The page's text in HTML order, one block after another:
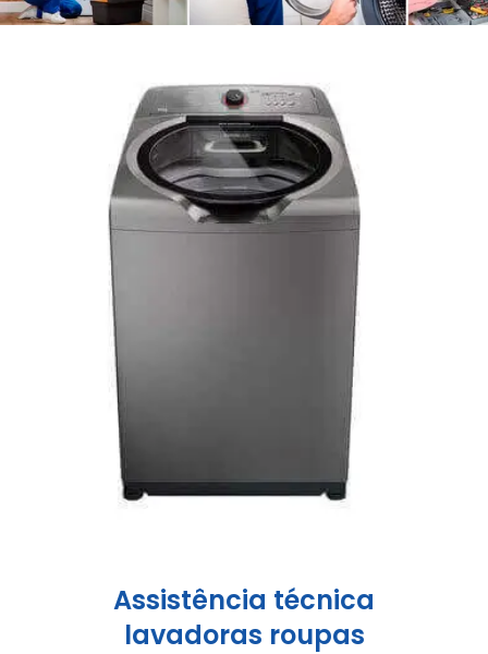
Assistência técnica
lavadoras roupas